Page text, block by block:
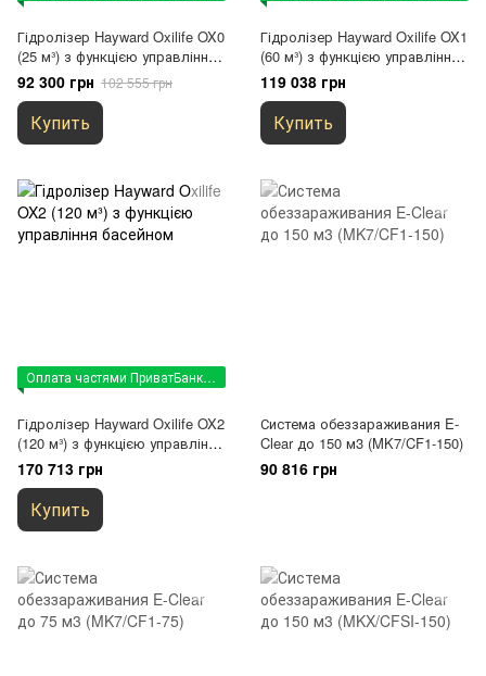
Гідролізер Hayward Oxilife OX0
(25 м³) з функцією управління
басейном
92 300 грн 102 555 грн
Купить
Гідролізер Hayward Oxilife OX1
(60 м³) з функцією управління
басейном
119 038 грн
Купить
Оплата частями ПриватБанк (по согласованию)
Гідролізер Hayward Oxilife OX2
(120 м³) з функцією управління
басейном
170 713 грн
Купить
Система обеззараживания E-
Clear до 150 м3 (MK7/CF1-150)
90 816 грн